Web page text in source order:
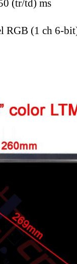
(tr/td) ms
RGB (1 ch 6-